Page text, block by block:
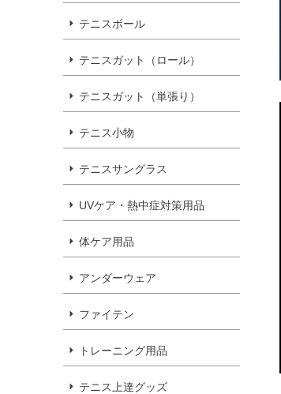
テニスボール
テニスガット（ロール）
テニスガット（単張り）
テニス小物
テニスサングラス
UVケア・熱中症対策用品
体ケア用品
アンダーウェア
ファイテン
トレーニング用品
テニス上達グッズ